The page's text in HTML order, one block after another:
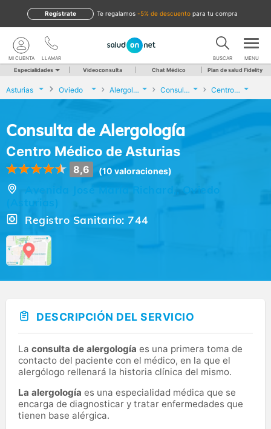
te regalamos -5% de descuento para tu compra
Regístrate
LLAMAR
MI CUENTA BUSCAR MENU
Especialidades Videoconsulta Chat Médico Plan de salud Fidelity
Asturias Oviedo Alergología Consulta de Alergología Centro Médico de Asturias
Consulta de Alergología
Centro Médico de Asturias
8,6 (10 valoraciones)
Avenida José María Richard,, Oviedo
(Asturias)
Registro Sanitario: 744
DESCRIPCIÓN DEL SERVICIO
La consulta de alergología es una primera toma de
contacto del paciente con el médico, en la que el
alergólogo rellenará la historia clínica del mismo.
La alergología es una especialidad médica que se
encarga de diagnosticar y tratar enfermedades que
tienen base alérgica.